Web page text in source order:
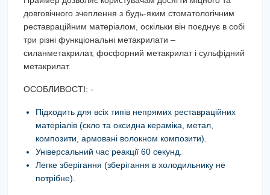
довговічного зчеплення з будь-яким стоматологічним
реставраційним матеріалом, оскільки він поєднує в собі
три різні функціональні метакрилати –
силанметакрилат, фосфорний метакрилат і сульфідний
метакрилат.
ОСОБЛИВОСТІ: -
Підходить для всіх типів непрямих реставраційних
матеріалів (скло та оксидна кераміка, метал,
композити, армовані волокном композити).
Універсальний час реакції 60 секунд.
Легке зберігання (зберігання в холодильнику не
потрібне).